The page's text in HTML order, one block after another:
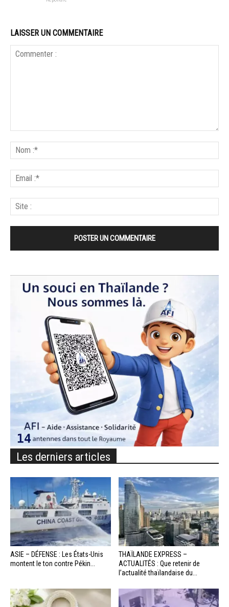
LAISSER UN COMMENTAIRE
Les derniers articles
ASIE – DÉFENSE : Les États-Unis
montent le ton contre Pékin...
THAÏLANDE EXPRESS –
ACTUALITÉS : Que retenir de
l’actualité thaïlandaise du...